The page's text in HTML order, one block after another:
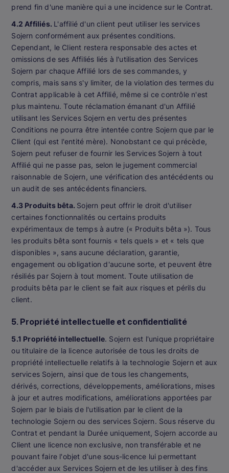
prend fin d'une manière qui a une incidence sur le Contrat.
4.2 Affiliés. L'affilié d'un client peut utiliser les services
Sojern conformément aux présentes conditions.
Cependant, le Client restera responsable des actes et
omissions de ses Affiliés liés à l'utilisation des Services
Sojern par chaque Affilié lors de ses commandes, y
compris, mais sans s'y limiter, de la violation des termes du
Contrat applicable à cet Affilié, même si ce contrôle n'est
plus maintenu. Toute réclamation émanant d'un Affilié
utilisant les Services Sojern en vertu des présentes
Conditions ne pourra être intentée contre Sojern que par le
Client (qui est l'entité mère). Nonobstant ce qui précède,
Sojern peut refuser de fournir les Services Sojern à tout
Affilié qui ne passe pas, selon le jugement commercial
raisonnable de Sojern, une vérification des antécédents ou
un audit de ses antécédents financiers.
4.3 Produits bêta. Sojern peut offrir le droit d'utiliser
certaines fonctionnalités ou certains produits
expérimentaux de temps à autre (« Produits bêta »). Tous
les produits bêta sont fournis « tels quels » et « tels que
disponibles », sans aucune déclaration, garantie,
engagement ou obligation d'aucune sorte, et peuvent être
résiliés par Sojern à tout moment. Toute utilisation de
produits bêta par le client se fait aux risques et périls du
client.
5. Propriété intellectuelle et confidentialité
5.1 Propriété intellectuelle. Sojern est l'unique propriétaire
ou titulaire de la licence autorisée de tous les droits de
propriété intellectuelle relatifs à la technologie Sojern et aux
services Sojern, ainsi que de tous les changements,
dérivés, corrections, développements, améliorations, mises
à jour et autres modifications, améliorations apportées par
Sojern par le biais de l'utilisation par le client de la
technologie Sojern ou des services Sojern. Sous réserve du
Contrat et pendant la Durée uniquement, Sojern accorde au
Client une licence non exclusive, non transférable et ne
pouvant faire l'objet d'une sous-licence lui permettant
d'accéder aux Services Sojern et de les utiliser à des fins